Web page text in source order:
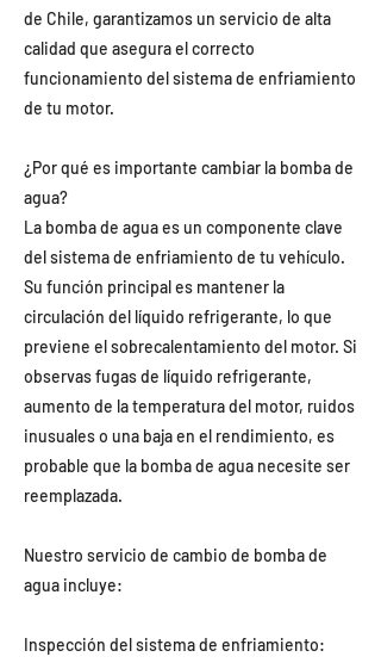
de Chile, garantizamos un servicio de alta
calidad que asegura el correcto
funcionamiento del sistema de enfriamiento
de tu motor.
¿Por qué es importante cambiar la bomba de
agua?
La bomba de agua es un componente clave
del sistema de enfriamiento de tu vehículo.
Su función principal es mantener la
circulación del líquido refrigerante, lo que
previene el sobrecalentamiento del motor. Si
observas fugas de líquido refrigerante,
aumento de la temperatura del motor, ruidos
inusuales o una baja en el rendimiento, es
probable que la bomba de agua necesite ser
reemplazada.
Nuestro servicio de cambio de bomba de
agua incluye:
Inspección del sistema de enfriamiento: